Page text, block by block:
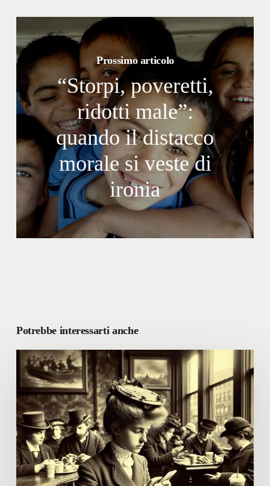
Prossimo articolo
“Storpi, poveretti,
ridotti male”:
quando il distacco
morale si veste di
ironia
Potrebbe interessarti anche
scuole
dovrebbero
bandire
gli
smartphones
durante
le
lezioni